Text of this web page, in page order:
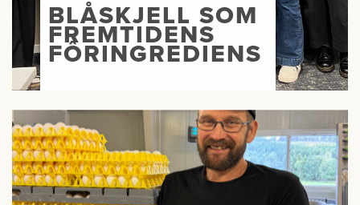
BLÅSKJELL SOM
FREMTIDENS
FÔRINGREDIENS